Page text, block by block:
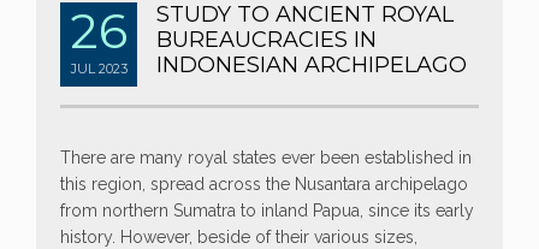
26
JUL 2023
STUDY TO ANCIENT ROYAL
BUREAUCRACIES IN
INDONESIAN ARCHIPELAGO
There are many royal states ever been established in
this region, spread across the Nusantara archipelago
from northern Sumatra to inland Papua, since its early
history. However, beside of their various sizes,